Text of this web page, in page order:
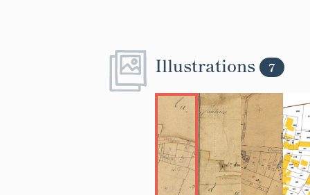
Illustrations 7